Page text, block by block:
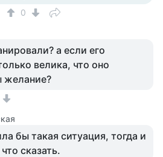
0
а если его
велика, что оно
желание?
бы такая ситуация, тогда и
сказать.